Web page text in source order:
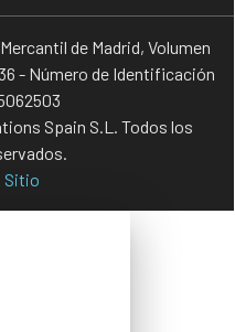
de Madrid, Volumen
- Número de Identificación
Spain S.L. Todos los
Sitio